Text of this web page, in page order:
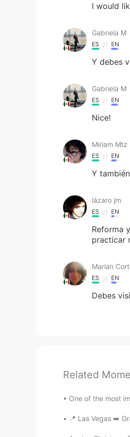
I would
Gabriela M
ES EN
Y debes
Gabriela M
ES EN
Nice!
Miriam Mtz
ES EN
Y
lázaro jm
ES EN
Reforma
practicar
Marian
ES EN
Debes
Related
One of the most
📍 Las Vegas ➡️